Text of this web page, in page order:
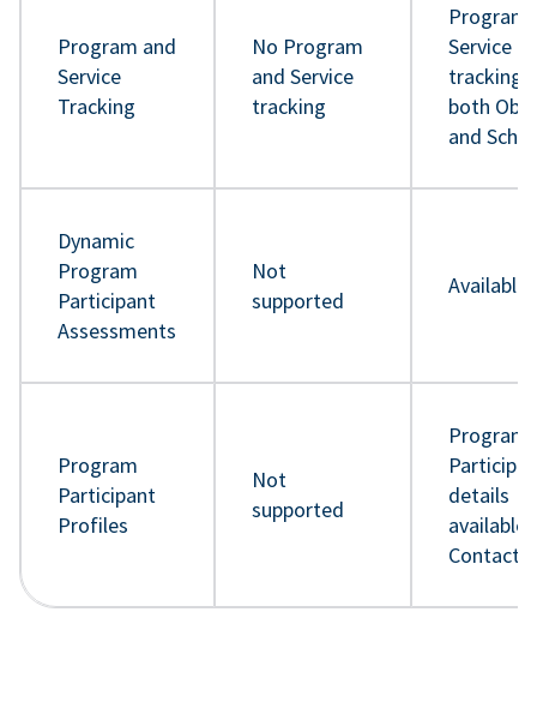
Program and
Service
Tracking
No Program
and Service
tracking
Program
Service
tracking
both
and
Dynamic
Program
Participant
Assessments
Not
supported
Available
Program
Participant
Profiles
Not
supported
Program
details
available
Contact